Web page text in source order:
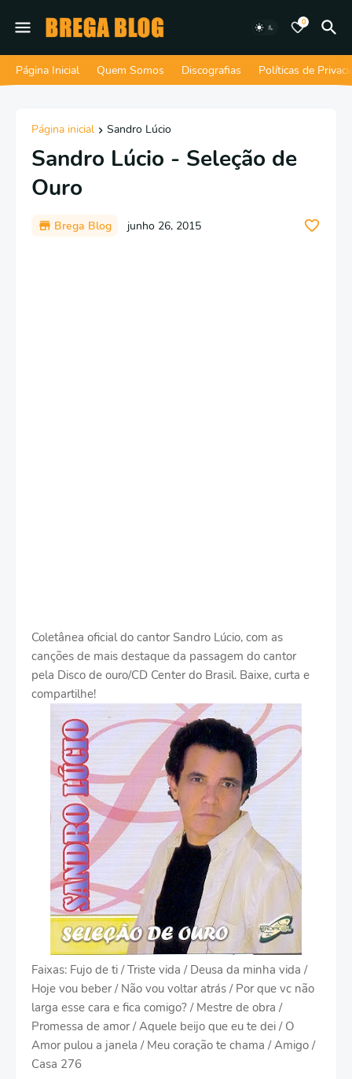
0
Página Inicial Quem Somos Discografias Políticas de
Página inicial Sandro Lúcio
Sandro Lúcio - Seleção de
Ouro
Brega Blog junho 26, 2015
Coletânea oficial do cantor Sandro Lúcio, com as
canções de mais destaque da passagem do cantor
pela Disco de ouro/CD Center do Brasil. Baixe, curta e
compartilhe!
Faixas: Fujo de ti / Triste vida / Deusa da minha vida /
Hoje vou beber / Não vou voltar atrás / Por que vc não
larga esse cara e fica comigo? / Mestre de obra /
Promessa de amor / Aquele beijo que eu te dei / O
Amor pulou a janela / Meu coração te chama / Amigo /
Casa 276